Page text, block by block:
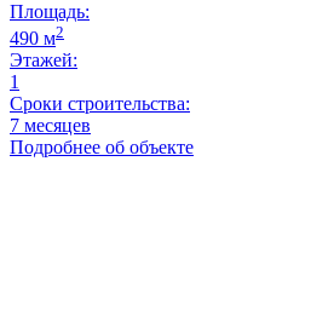
Площадь:
490 м2
Этажей:
1
Сроки строительства:
7 месяцев
Подробнее об объекте